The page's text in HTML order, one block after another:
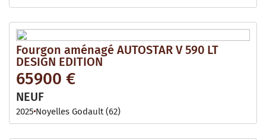
Fourgon aménagé AUTOSTAR V 590 LT
DESIGN EDITION
65900 €
NEUF
2025 Noyelles Godault (62)